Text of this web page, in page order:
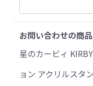
お問い合わせの商品
星のカービィ
ョン アクリルスタ